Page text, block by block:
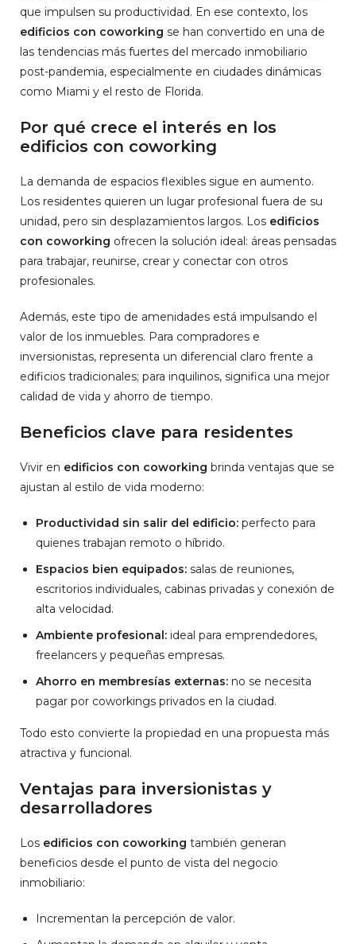
que impulsen su productividad. En ese contexto, los
edificios con coworking se han convertido en una de
las tendencias más fuertes del mercado inmobiliario
post-pandemia, especialmente en ciudades dinámicas
como Miami y el resto de Florida.
Por qué crece el interés en los
edificios con coworking
La demanda de espacios flexibles sigue en aumento.
Los residentes quieren un lugar profesional fuera de su
unidad, pero sin desplazamientos largos. Los edificios
con coworking ofrecen la solución ideal: áreas pensadas
para trabajar, reunirse, crear y conectar con otros
profesionales.
Además, este tipo de amenidades está impulsando el
valor de los inmuebles. Para compradores e
inversionistas, representa un diferencial claro frente a
edificios tradicionales; para inquilinos, significa una mejor
calidad de vida y ahorro de tiempo.
Beneficios clave para residentes
Vivir en edificios con coworking brinda ventajas que se
ajustan al estilo de vida moderno:
Productividad sin salir del edificio: perfecto para
quienes trabajan remoto o híbrido.
Espacios bien equipados: salas de reuniones,
escritorios individuales, cabinas privadas y conexión de
alta velocidad.
Ambiente profesional: ideal para emprendedores,
freelancers y pequeñas empresas.
Ahorro en membresías externas: no se necesita
pagar por coworkings privados en la ciudad.
Todo esto convierte la propiedad en una propuesta más
atractiva y funcional.
Ventajas para inversionistas y
desarrolladores
Los edificios con coworking también generan
beneficios desde el punto de vista del negocio
inmobiliario:
Incrementan la percepción de valor.